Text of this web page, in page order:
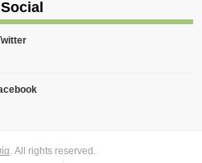
Social
. All rights reserved.